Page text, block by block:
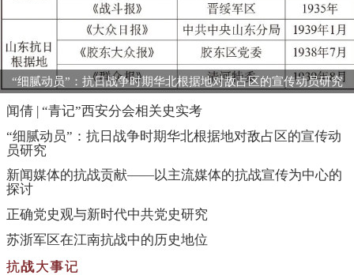
“细腻动员”：抗日战争时期华北根据地对敌占区的宣传动员研究
闻倩 | “青记”西安分会相关史实考
“细腻动员”：抗日战争时期华北根据地对敌占区的宣传动
员研究
新闻媒体的抗战贡献——以主流媒体的抗战宣传为中心的
探讨
正确党史观与新时代中共党史研究
苏浙军区在江南抗战中的历史地位
抗战大事记